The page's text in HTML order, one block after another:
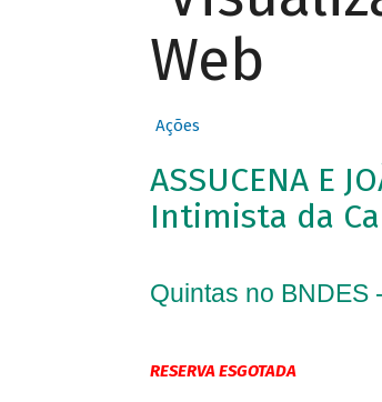
Web
Ações
ASSUCENA E
Intimista da
Quintas no BNDES
RESERVA ESGOTADA